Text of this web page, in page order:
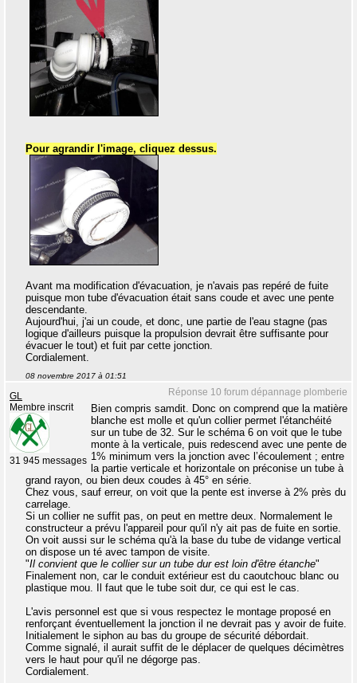
Pour agrandir l'image, cliquez dessus.
Avant ma modification d'évacuation, je n'avais pas repéré de fuite
puisque mon tube d'évacuation était sans coude et avec une pente
descendante.
Aujourd'hui, j'ai un coude, et donc, une partie de l'eau stagne (pas
logique d'ailleurs puisque la propulsion devrait être suffisante pour
évacuer le tout) et fuit par cette jonction.
Cordialement.
08 novembre 2017 à 01:51
Réponse 10 forum dépannage plomberie
GL
Membre inscrit
31 945 messages
Bien compris samdit. Donc on comprend que la matière
blanche est molle et qu'un collier permet l'étanchéité
sur un tube de 32. Sur le schéma 6 on voit que le tube
monte à la verticale, puis redescend avec une pente de
1% minimum vers la jonction avec l’écoulement ; entre
la partie verticale et horizontale on préconise un tube à
grand rayon, ou bien deux coudes à 45° en série.
Chez vous, sauf erreur, on voit que la pente est inverse à 2% près du
carrelage.
Si un collier ne suffit pas, on peut en mettre deux. Normalement le
constructeur a prévu l'appareil pour qu'il n'y ait pas de fuite en sortie.
On voit aussi sur le schéma qu'à la base du tube de vidange vertical
on dispose un té avec tampon de visite.
"Il convient que le collier sur un tube dur est loin d'être étanche"
Finalement non, car le conduit extérieur est du caoutchouc blanc ou
plastique mou. Il faut que le tube soit dur, ce qui est le cas.
L'avis personnel est que si vous respectez le montage proposé en
renforçant éventuellement la jonction il ne devrait pas y avoir de fuite.
Initialement le siphon au bas du groupe de sécurité débordait.
Comme signalé, il aurait suffit de le déplacer de quelques décimètres
vers le haut pour qu'il ne dégorge pas.
Cordialement.